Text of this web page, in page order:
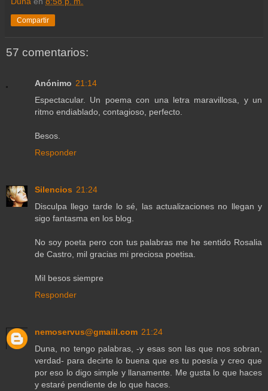
Compartir
57 comentarios:
Anónimo 21:14
Espectacular. Un poema con una letra maravillosa, y un
ritmo endiablado, contagioso, perfecto.
Besos.
Responder
Silencios 21:24
Disculpa llego tarde lo sé, las actualizaciones no llegan y
sigo fantasma en los blog.
No soy poeta pero con tus palabras me he sentido Rosalia
de Castro, mil gracias mi preciosa poetisa.
Mil besos siempre
Responder
nemoservus@gmaiil.com 21:24
Duna, no tengo palabras, -y esas son las que nos sobran,
verdad- para decirte lo buena que es tu poesía y creo que
por eso lo digo simple y llanamente. Me gusta lo que haces
y estaré pendiente de lo que haces.